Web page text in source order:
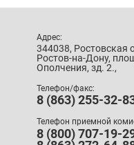
Адрес:
344038, Ростовская
Ростов-на-Дону,
Ополчения, зд. 2.,
Телефон/факс:
8 (863) 255-32-
Телефон приемной
8 (800) 707-19-